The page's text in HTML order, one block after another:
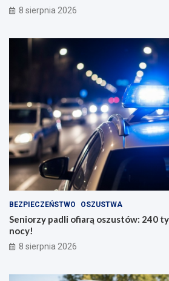
8 sierpnia 2026
BEZPIECZEŃSTWO OSZUSTWA
Seniorzy padli ofiarą oszustów: 240
nocy!
8 sierpnia 2026